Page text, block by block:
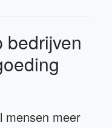
bedrijven
mensen meer